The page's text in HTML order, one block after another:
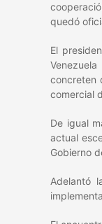
quedó
El
concreten
comercial
De igual
actual
Gobierno
Adelantó